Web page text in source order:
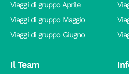
Viaggi di gruppo Aprile
Viaggi di gruppo Maggio
Viaggi di gruppo Giugno
Il Team